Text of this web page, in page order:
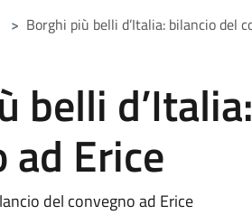
> Borghi più belli d’Italia: bilancio del
belli
ad Erice
del convegno ad Erice